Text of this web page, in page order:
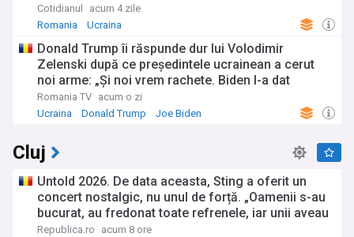
Cotidianul
acum 4 zile
Romania
Ucraina
Donald Trump îi răspunde dur lui Volodimir
Zelenski după ce președintele ucrainean a cerut
noi arme: „Și noi vrem rachete. Biden I-a dat
muniție în valoare de 300 de miliarde de dolari”
Romania TV acum o zi
Ucraina
Donald Trump Joe Biden
Cluj
Untold 2026. De data aceasta, Sting a oferit un
concert nostalgic, nu unul de forță. „Oamenii s-au
bucurat, au fredonat toate refrenele, iar unii aveau
chiar lacrimi în ochi”
Republica.ro
acum 8 ore